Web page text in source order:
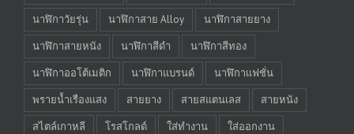
นาฬิกาวัยรุ่น
นาฬิกาสาย Alloy
นาฬิกาสายยาง
นาฬิกาสายหนัง
นาฬิกาสีดำ
นาฬิกาสีทอง
นาฬิกาออโต้เมติก
นาฬิกาแบรนด์
นาฬิกาแฟชั่น
พรายน้ำเรืองแสง
สายยาง สายสแตนเลส
สายหนัง
สไตล์เกาหลี
โรสโกลด์ ใส่ทำงาน ใส่ออกงาน